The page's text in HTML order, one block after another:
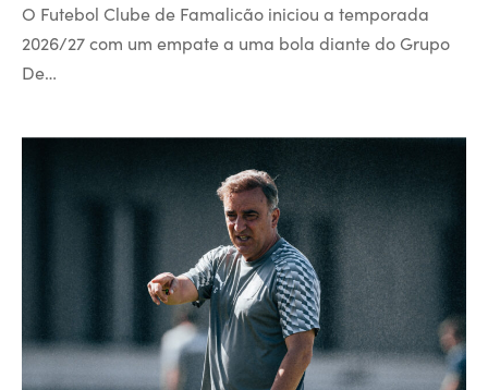
O Futebol Clube de Famalicão iniciou a temporada
2026/27 com um empate a uma bola diante do Grupo
De…